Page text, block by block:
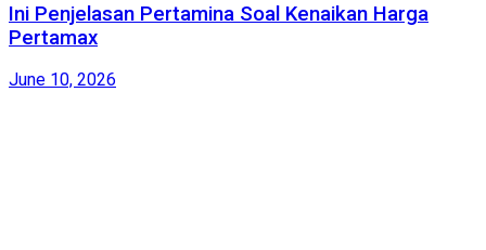
Ini Penjelasan Pertamina Soal Kenaikan Harga
Pertamax
June 10, 2026